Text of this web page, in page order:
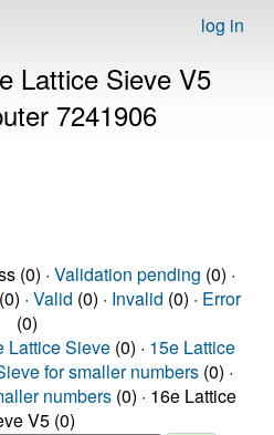
log in
Lattice Sieve V5
7241906
(0) · Validation pending (0) ·
· Valid (0) · Invalid (0) · Error
(0)
Lattice Sieve (0) · 15e Lattice
for smaller numbers (0) ·
numbers (0) · 16e Lattice
V5 (0)